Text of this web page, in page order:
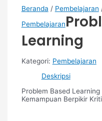
Beranda / Pembelajaran
Pembelajaran
Learning
Kategori: Pembelajaran
Deskripsi
Problem Based
Kemampuan Berpikir